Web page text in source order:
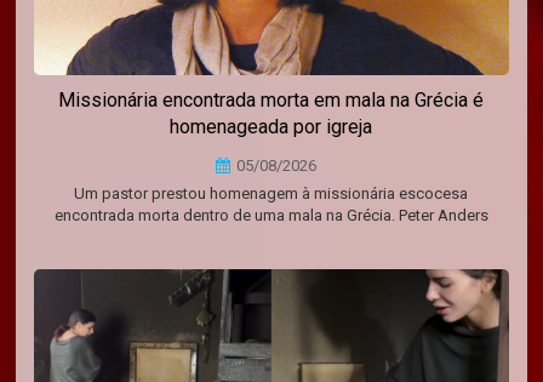
Missionária encontrada morta em mala na Grécia é
homenageada por igreja
05/08/2026
Um pastor prestou homenagem à missionária escocesa
encontrada morta dentro de uma mala na Grécia. Peter Anders